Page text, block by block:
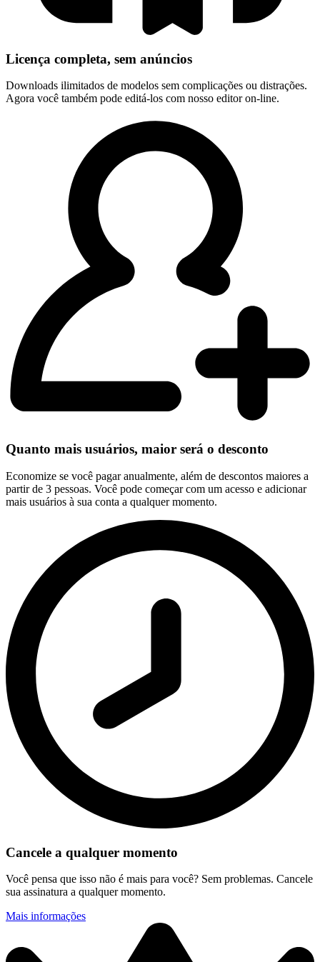
Licença completa, sem anúncios
Downloads ilimitados de modelos sem complicações ou distrações.
Agora você também pode editá-los com nosso editor on-line.
Quanto mais usuários, maior será o desconto
Economize se você pagar anualmente, além de descontos maiores a
partir de 3 pessoas. Você pode começar com um acesso e adicionar
mais usuários à sua conta a qualquer momento.
Cancele a qualquer momento
Você pensa que isso não é mais para você? Sem problemas. Cancele
sua assinatura a qualquer momento.
Mais informações